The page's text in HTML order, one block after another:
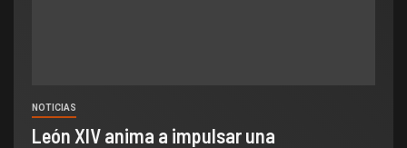
NOTICIAS
León XIV anima a impulsar una